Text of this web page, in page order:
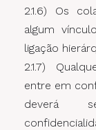
2.1.6) Os
algum
ligação
2.1.7)
entre em
deverá